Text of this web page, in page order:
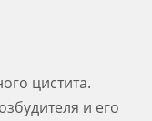
цистита.
и его